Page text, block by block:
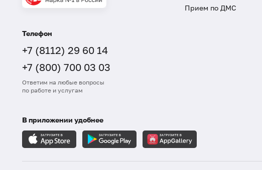
Телефон
+7 (8112) 29 60 14
+7 (800) 700 03 03
Ответим на любые вопросы
по работе и услугам
Прием по ДМС
В приложении удобнее